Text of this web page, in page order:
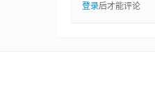
登录后才能评论